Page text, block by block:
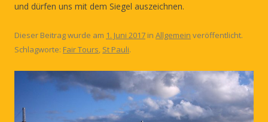
und dürfen uns mit dem Siegel auszeichnen.
Dieser Beitrag wurde am 1. Juni 2017 in Allgemein veröffentlicht.
Schlagworte: Fair Tours, St Pauli.